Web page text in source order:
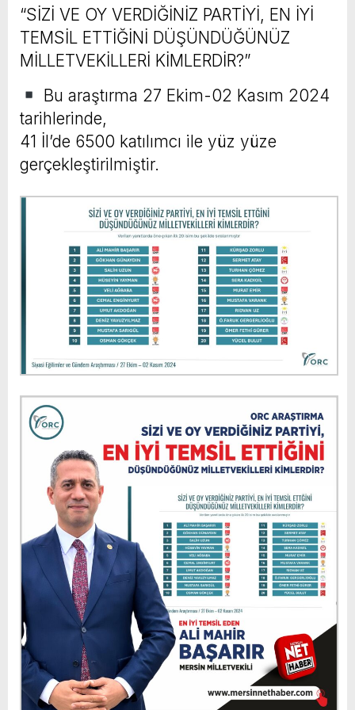
“SİZİ VE OY VERDİĞİNİZ PARTİYİ, EN İYİ
TEMSİL ETTİĞİNİ DÜŞÜNDÜĞÜNÜZ
MİLLETVEKİLLERİ KİMLERDİR?”
Bu araştırma 27 Ekim-02 Kasım 2024
tarihlerinde,
41 İl’de 6500 katılımcı ile yüz yüze
gerçekleştirilmiştir.